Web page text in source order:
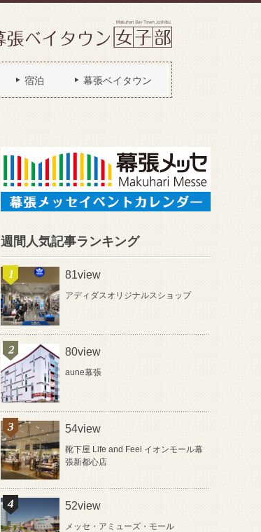
宿泊 幕張ベイタウン
週間人気記事ランキング
81view
アディダスオリジナルスショップ
80view
aune幕張
54view
靴下屋 Life and Feel イオンモール幕
張新都心店
52view
メッセ・アミューズ・モール